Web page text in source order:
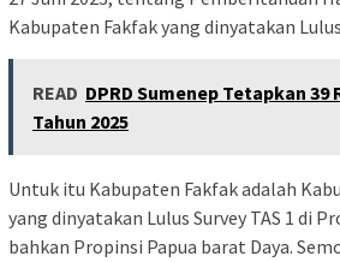
Kabupaten Fakfak yang dinyatakan
READ DPRD Sumenep Tetapkan
Tahun 2025
Untuk itu Kabupaten Fakfak adalah
yang dinyatakan Lulus Survey TAS 1 di
bahkan Propinsi Papua barat Daya.